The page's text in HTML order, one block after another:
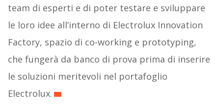
team di esperti e di poter testare e sviluppare
le loro idee all’interno di Electrolux Innovation
Factory, spazio di co-working e prototyping,
che fungerà da banco di prova prima di inserire
le soluzioni meritevoli nel portafoglio
Electrolux.